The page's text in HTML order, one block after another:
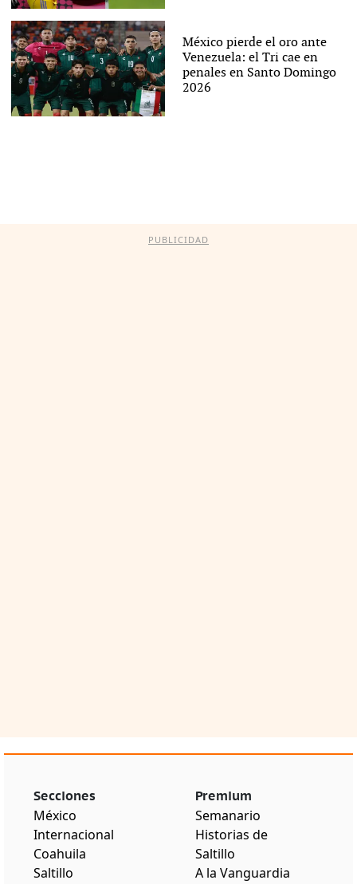
México pierde el oro ante
Venezuela: el Tri cae en
penales en Santo Domingo
2026
PUBLICIDAD
Secciones
México
Internacional
Coahuila
Saltillo
Premium
Semanario
Historias de
Saltillo
A la Vanguardia